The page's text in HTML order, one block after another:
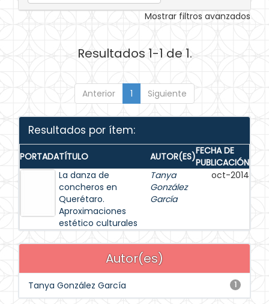
Mostrar filtros avanzados
Resultados 1-1 de 1.
Anterior 1 Siguiente
Resultados por ítem:
PORTADATÍTULO AUTOR(ES)FECHA DE
PUBLICACIÓN
La danza de
concheros en
Querétaro.
Aproximaciones
estético culturales
Tanya
González
García
oct-2014
Autor(es)
1
Tanya González García